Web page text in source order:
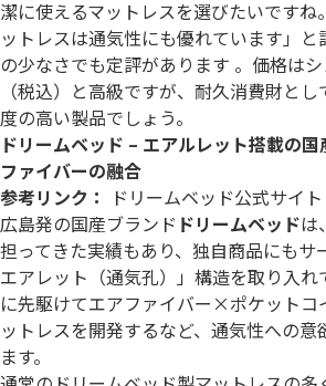
潔に使えるマットレスを選びたいですね
ットレスは通気性にも優れています」
の少なさでも定評があります 。価格は
（税込）と高級ですが、耐久消費財と
度の高い製品でしょう。
ドリームベッド – エアルレット搭載の
ファイバーの融合
参考リンク：
ドリームベッド公式サイ
広島発の国産ブランド ドリームベッドは
担ってきた実績もあり、独自商品にもサ
エアレット（通気孔）」構造を取り入れ
に先駆けてエアファイバー×ポケットコ
ットレスを開発するなど、通気性への意
ます。